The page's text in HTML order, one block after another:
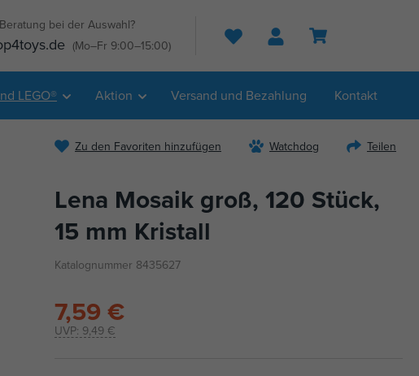
bei der Auswahl?
(Mo–Fr 9:00–15:00) Suche
LEGO® Aktion Versand und Bezahlung Kontakt
Zu den Favoriten hinzufügen Watchdog Teilen
Lena Mosaik groß, 120 Stück,
15 mm Kristall
Katalognummer 8435627
UVP: 9,49 €
7,59 €